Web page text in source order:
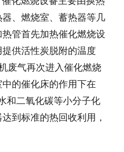
、燃烧室、蓄热器等几
管首先加热催化燃烧设
供活性炭脱附的温度
废气再次进入催化燃烧
的催化床的作用下在
和二氧化碳等小分子化
到标准的热回收利用，